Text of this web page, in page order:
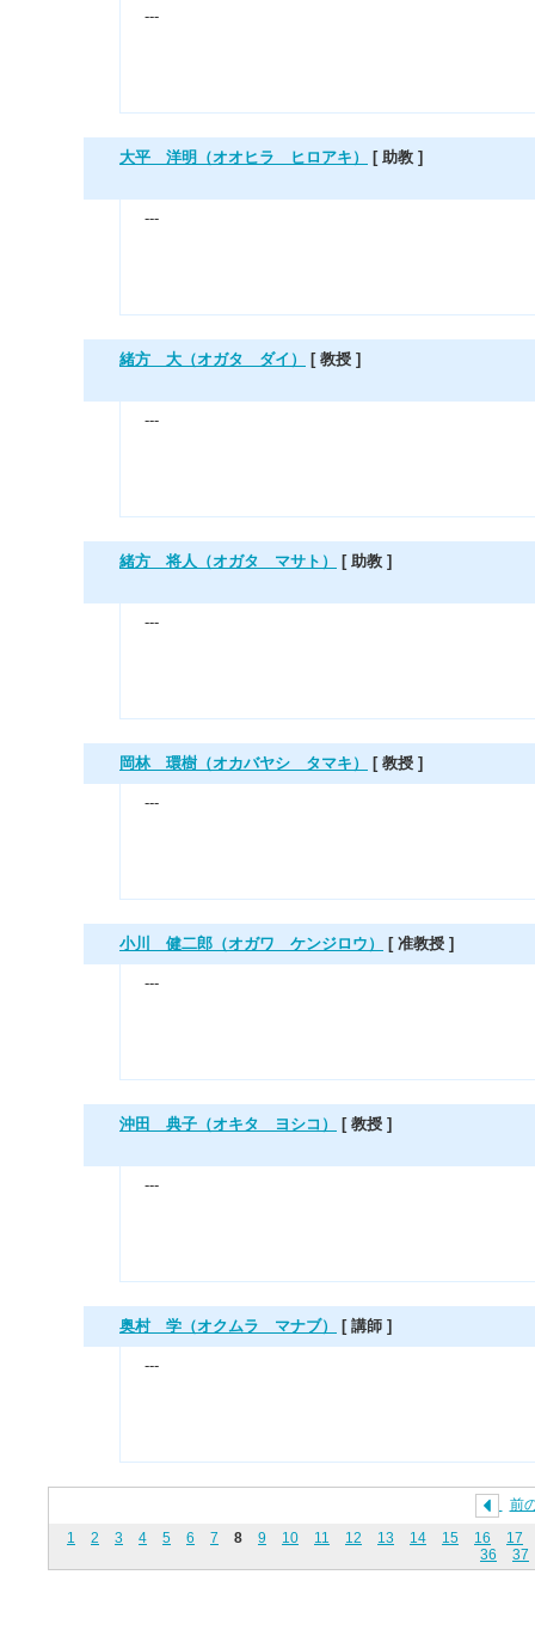
---
大平 洋明（オオヒラ ヒロアキ） [ 助教 ]
---
緒方 大（オガタ ダイ） [ 教授 ]
---
緒方 将人（オガタ マサト） [ 助教 ]
---
岡林 環樹（オカバヤシ タマキ） [ 教授 ]
---
小川 健二郎（オガワ ケンジロウ） [ 准教授 ]
---
沖田 典子（オキタ ヨシコ） [ 教授 ]
---
奥村 学（オクムラ マナブ） [ 講師 ]
---
前
1
2 3 4 5 6 7 8 9 10 11 12 13 14 15 16
17
36
37